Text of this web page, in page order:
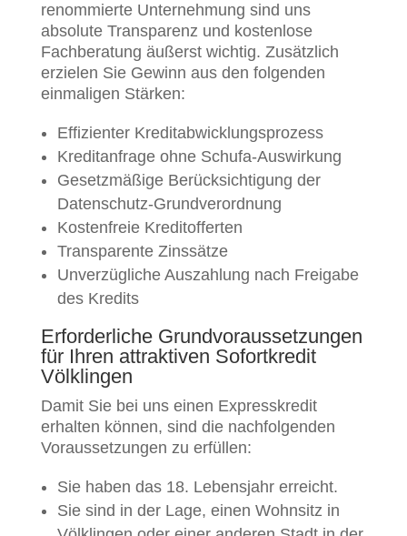
renommierte Unternehmung sind uns
absolute Transparenz und kostenlose
Fachberatung äußerst wichtig. Zusätzlich
erzielen Sie Gewinn aus den folgenden
einmaligen Stärken:
Effizienter Kreditabwicklungsprozess
Kreditanfrage ohne Schufa-Auswirkung
Gesetzmäßige Berücksichtigung der
Datenschutz-Grundverordnung
Kostenfreie Kreditofferten
Transparente Zinssätze
Unverzügliche Auszahlung nach Freigabe
des Kredits
Erforderliche Grundvoraussetzungen
für Ihren attraktiven Sofortkredit
Völklingen
Damit Sie bei uns einen Expresskredit
erhalten können, sind die nachfolgenden
Voraussetzungen zu erfüllen:
Sie haben das 18. Lebensjahr erreicht.
Sie sind in der Lage, einen Wohnsitz in